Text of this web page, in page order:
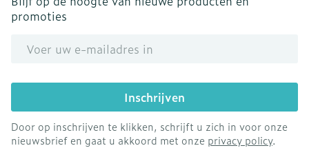
promoties
Inschrijven
Door op inschrijven te klikken, schrijft u zich in voor onze
nieuwsbrief en gaat u akkoord met onze privacy policy.